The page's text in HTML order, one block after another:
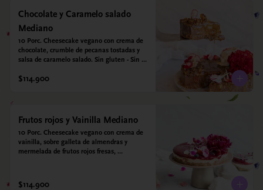
Chocolate y Caramelo salado
Mediano
10 Porc. Cheesecake vegano con crema de
chocolate, crumble de pecanas tostadas y
salsa de caramelo salado. Sin gluten - Sin
$114.900
Frutos rojos y Vainilla Mediano
10 Porc. Cheesecake vegano con crema de
vainilla, sobre galleta de almendras y
mermelada de frutos rojos fresas,
$114.900